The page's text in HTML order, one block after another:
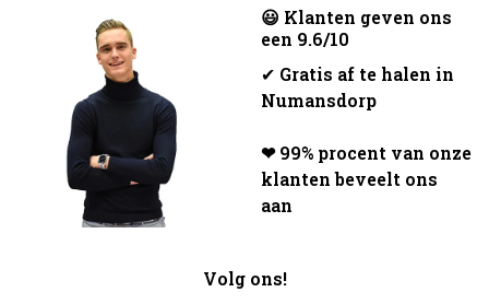
😃 Klanten geven ons
een 9.6/10
✔ Gratis af te halen in
Numansdorp
❤ 99% procent van onze
klanten beveelt ons
aan
Volg ons!